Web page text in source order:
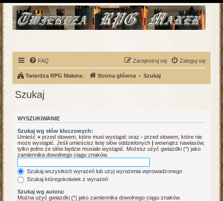
FAQ Zaloguj się
Zarejestruj się
Twierdza RPG Makera:: Strona główna Szukaj
Szukaj
WYSZUKIWANIE
Szukaj wg słów kluczowych:
Umieść + przed słowem, które musi wystąpić oraz - przed słowem, które nie
może wystąpić. Jeśli umieścisz listę słów oddzielonych | wewnątrz nawiasów,
tylko jedno ze słów będzie musiało wystąpić. Możesz użyć gwiazdki (*) jako
zamiennika dowolnego ciągu znaków.
Szukaj wszystkich wyrażeń lub użyj wyrażenia wprowadzonego
Szukaj któregokolwiek z wyrażeń
Szukaj wg autora:
Można użyć gwiazdki (*) jako zamiennika dowolnego ciągu znaków.